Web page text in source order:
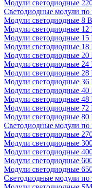
Модули светодиодные
Светодиодные модули
Модули светодиодные 8
Модули светодиодные 12
Модули светодиодные 15
Модули светодиодные 18
Модули светодиодные 20
Модули светодиодные 24
Модули светодиодные 28
Модули светодиодные 36
Модули светодиодные 40
Модули светодиодные 48
Модули светодиодные 72
Модули светодиодные 80
Светодиодные модули по
Модули светодиодные
Модули светодиодные
Модули светодиодные
Модули светодиодные
Модули светодиодные
Светодиодные модули по